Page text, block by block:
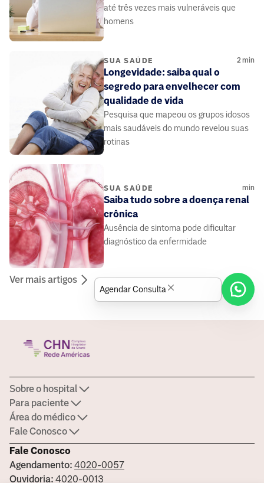
até três vezes mais vulneráveis que
homens
SUA SAÚDE 2min
Longevidade: saiba qual o
segredo para envelhecer com
qualidade de vida
Pesquisa que mapeou os grupos idosos
mais saudáveis do mundo revelou suas
rotinas
SUA SAÚDE min
Saiba tudo sobre a doença renal
crônica
Ausência de sintoma pode dificultar
diagnóstico da enfermidade
Ver mais artigos
Fale Conosco
Agendamento: 4020-0057
Ouvidoria: 4020-0013
Sobre o hospital
Para paciente
Área do médico
Fale Conosco
Agendar Consulta